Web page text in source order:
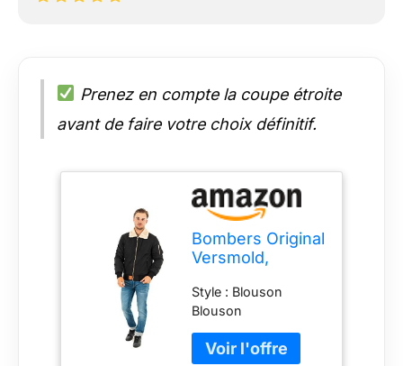
Prenez en compte la coupe étroite
avant de faire votre choix définitif.
Bombers Original
Versmold,
Noir-Noir (1),
Large
Style : Blouson
Blouson